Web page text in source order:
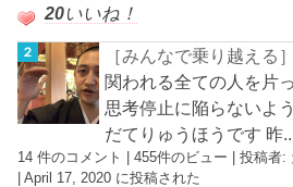
20いいね！
［みんなで乗り越える
関われる全ての人を片
思考停止に陥らないよ
だてりゅうほうです 昨
14 件のコメント |455件のビュー |投稿者:
|April 17, 2020 に投稿された